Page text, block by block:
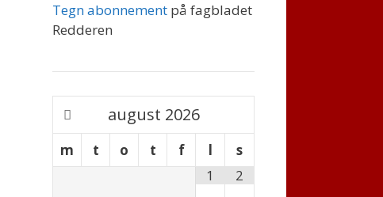
Tegn abonnement på fagbladet
Redderen
august 2026
m t o t f l
s
1
2